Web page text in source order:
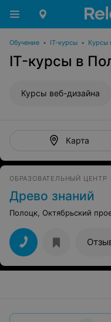
Обучение • IT-курсы • Курсы
IT-курсы в
Курсы веб-дизайна
Карта
ОБРАЗОВАТЕЛЬНЫЙ ЦЕНТР
Древо знаний
Полоцк, Октябрьский